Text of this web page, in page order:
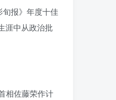
报》年度十佳
涯中从政治批
相佐藤荣作计